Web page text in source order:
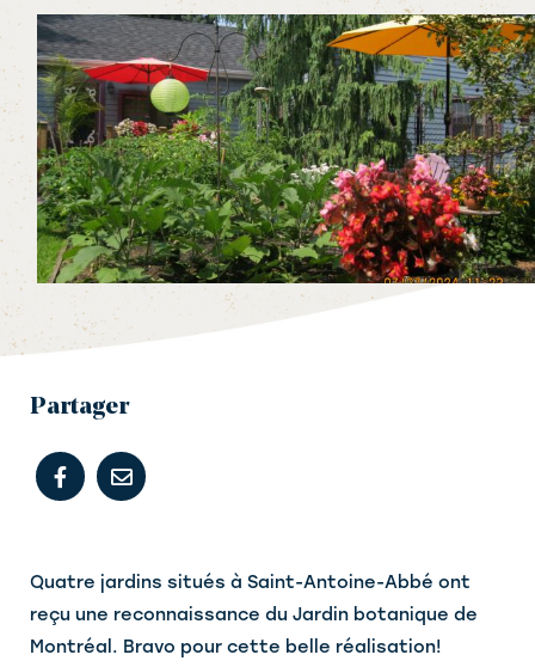
Quatre jardins situés à Saint-Antoine-Abbé ont
reçu une reconnaissance du Jardin botanique de
Montréal. Bravo pour cette belle réalisation!
Partager